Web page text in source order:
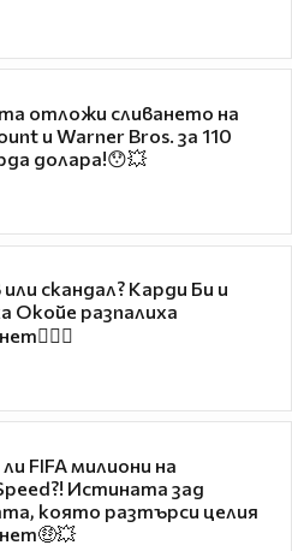
отложи сливането на
и Warner Bros. за 110
долара!😯💥
скандал? Карди Би и
Окойе разпалиха
FIFA милиони на
Истината зад
която разтърси целия